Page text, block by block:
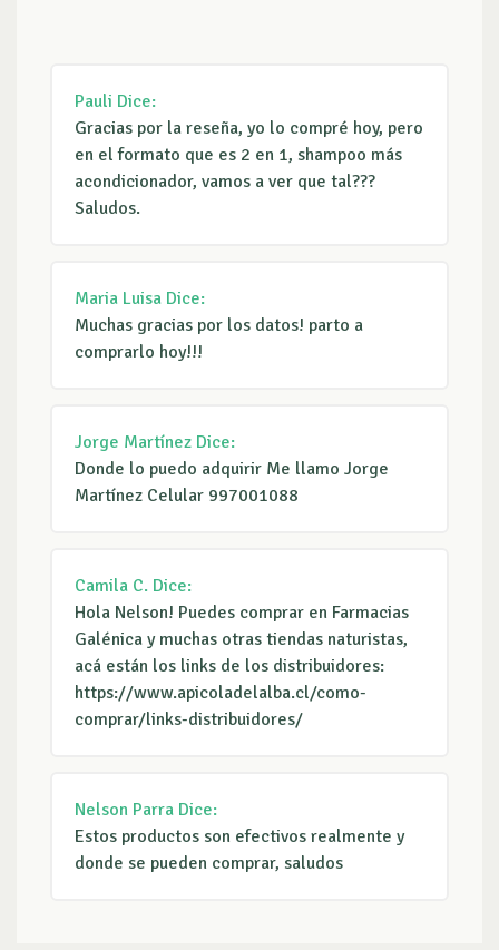
Pauli Dice:
Gracias por la reseña, yo lo compré hoy, pero
en el formato que es 2 en 1, shampoo más
acondicionador, vamos a ver que tal???
Saludos.
Maria Luisa Dice:
Muchas gracias por los datos! parto a
comprarlo hoy!!!
Jorge Martínez Dice:
Donde lo puedo adquirir Me llamo Jorge
Martínez Celular 997001088
Camila C. Dice:
Hola Nelson! Puedes comprar en Farmacias
Galénica y muchas otras tiendas naturistas,
acá están los links de los distribuidores:
https://www.apicoladelalba.cl/como-
comprar/links-distribuidores/
Nelson Parra Dice:
Estos productos son efectivos realmente y
donde se pueden comprar, saludos